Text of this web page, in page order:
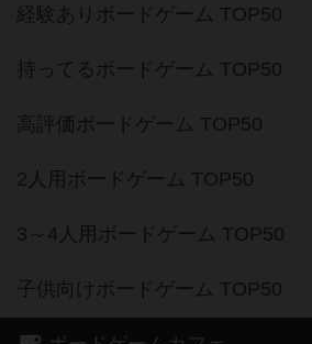
経験ありボードゲーム TOP50
持ってるボードゲーム TOP50
高評価ボードゲーム TOP50
2人用ボードゲーム TOP50
3～4人用ボードゲーム TOP50
子供向けボードゲーム TOP50